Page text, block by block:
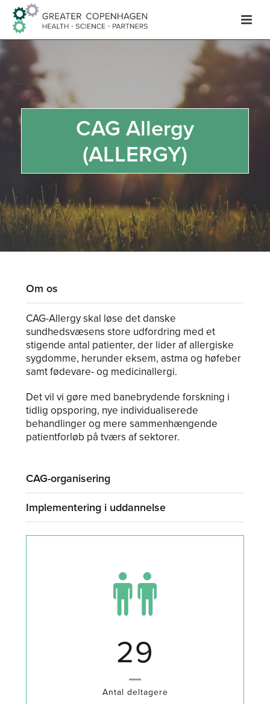
Hop
til
indhold
CAG Allergy
(ALLERGY)
Om os
CAG-Allergy skal løse det danske
sundhedsvæsens store udfordring med et
stigende antal patienter, der lider af allergiske
sygdomme, herunder eksem, astma og høfeber
samt fødevare- og medicinallergi.
Det vil vi gøre med banebrydende forskning i
tidlig opsporing, nye individualiserede
behandlinger og mere sammenhængende
patientforløb på tværs af sektorer.
CAG-organisering
Implementering i uddannelse
40
Antal deltagere